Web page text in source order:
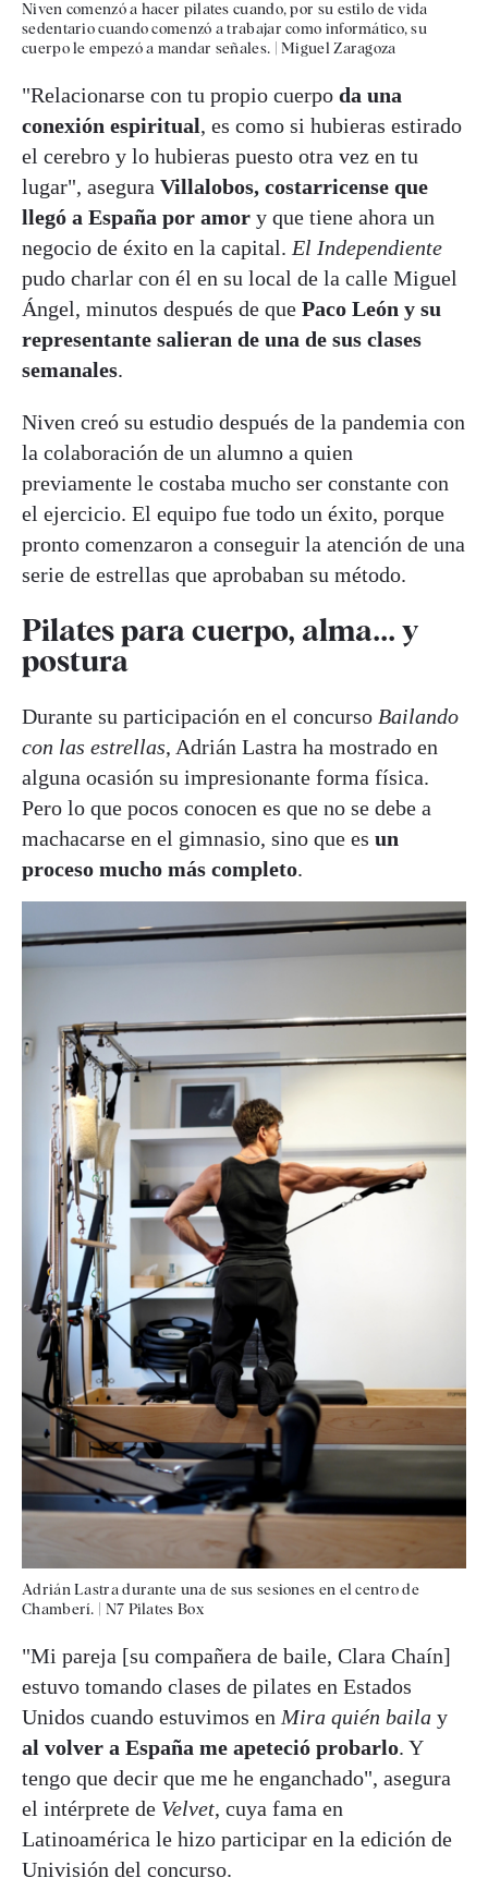
Niven comenzó a hacer pilates cuando, por su estilo de vida
sedentario cuando comenzó a trabajar como informático, su
cuerpo le empezó a mandar señales. |Miguel Zaragoza
"Relacionarse con tu propio cuerpo da una
conexión espiritual, es como si hubieras estirado
el cerebro y lo hubieras puesto otra vez en tu
lugar", asegura Villalobos, costarricense que
llegó a España por amor y que tiene ahora un
negocio de éxito en la capital. El Independiente
pudo charlar con él en su local de la calle Miguel
Ángel, minutos después de que Paco León y su
representante salieran de una de sus clases
semanales.
Niven creó su estudio después de la pandemia con
la colaboración de un alumno a quien
previamente le costaba mucho ser constante con
el ejercicio. El equipo fue todo un éxito, porque
pronto comenzaron a conseguir la atención de una
serie de estrellas que aprobaban su método.
Pilates para cuerpo, alma... y
postura
Durante su participación en el concurso Bailando
con las estrellas, Adrián Lastra ha mostrado en
alguna ocasión su impresionante forma física.
Pero lo que pocos conocen es que no se debe a
machacarse en el gimnasio, sino que es un
proceso mucho más completo.
Adrián Lastra durante una de sus sesiones en el centro de
Chamberí.
N7 Pilates Box
"Mi pareja [su compañera de baile, Clara Chaín]
estuvo tomando clases de pilates en Estados
Unidos cuando estuvimos en Mira quién baila y
al volver a España me apeteció probarlo. Y
tengo que decir que me he enganchado", asegura
el intérprete de Velvet, cuya fama en
Latinoamérica le hizo participar en la edición de
Univisión del concurso.